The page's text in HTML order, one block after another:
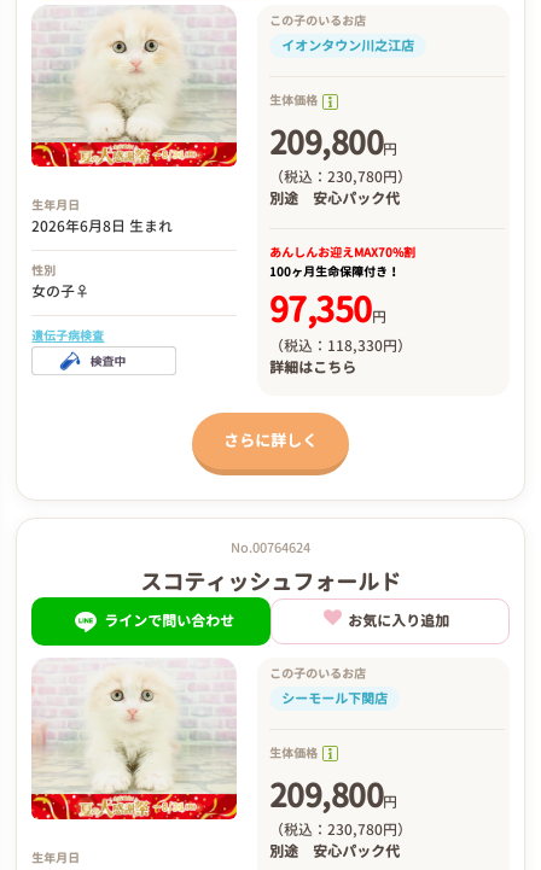
生年月日
2026年6月8日 生まれ
性別
女の子♀
遺伝子病検査
この子のいるお店
イオンタウン川之江店
生体価格
209,800円
（税込：230,780円）
別途 安心パック代
あんしんお迎えMAX70%割
100ヶ月生命保障付き！
97,350円
（税込：118,330円）
詳細はこちら
さらに詳しく
No.00764624
スコティッシュフォールド
ラインで問い合わせ お気に入り追加
生年月日
この子のいるお店
シーモール下関店
生体価格
209,800円
（税込：230,780円）
別途 安心パック代